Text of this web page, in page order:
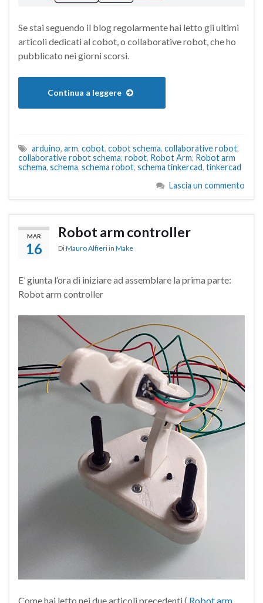
Se stai seguendo il blog regolarmente hai letto gli ultimi
articoli dedicati al cobot, o collaborative robot, che ho
pubblicato nei giorni scorsi.
Continua a leggere
arduino, arm, cobot, cobot schema, collaborative robot,
collaborative robot schema, robot, Robot Arm, Robot arm
schema, schema, schema robot, schema tinkercad, tinkercad
Lascia un commento
MAR
16
Robot arm controller
DiMauro Alfieri in Make
E’ giunta l’ora di iniziare ad assemblare la prima parte:
Robot arm controller
Come hai letto nei due articoli precedenti ( Robot arm